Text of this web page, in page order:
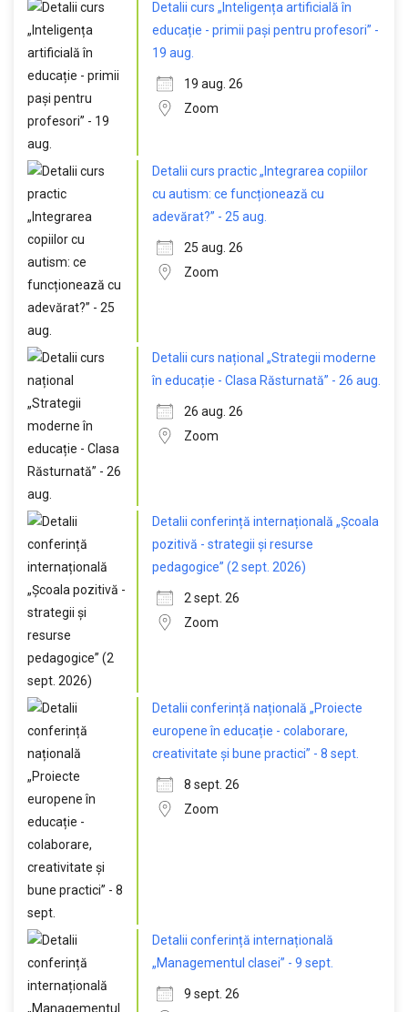
Detalii curs „Inteligența artificială în
educație - primii pași pentru profesori” -
19 aug.
19 aug. 26
Zoom
Detalii curs practic „Integrarea copiilor
cu autism: ce funcționează cu
adevărat?” - 25 aug.
25 aug. 26
Zoom
Detalii curs național „Strategii moderne
în educație - Clasa Răsturnată” - 26 aug.
26 aug. 26
Zoom
Detalii conferință internațională „Școala
pozitivă - strategii și resurse
pedagogice” (2 sept. 2026)
2 sept. 26
Zoom
Detalii conferință națională „Proiecte
europene în educație - colaborare,
creativitate și bune practici” - 8 sept.
8 sept. 26
Zoom
Detalii conferință internațională
„Managementul clasei” - 9 sept.
9 sept. 26